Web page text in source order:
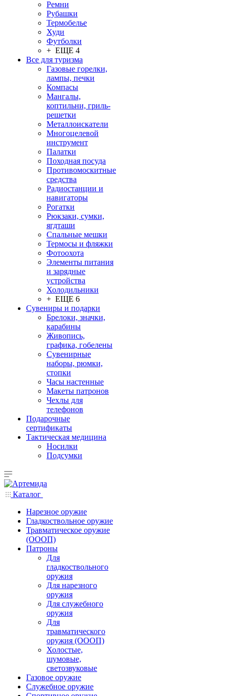
Ремни
Рубашки
Термобелье
Худи
Футболки
+ ЕЩЕ 4
Все для туризма
Газовые горелки,
лампы, печки
Компасы
Мангалы,
коптильни, гриль-
решетки
Металлоискатели
Многоцелевой
инструмент
Палатки
Походная посуда
Противомоскитные
средства
Радиостанции и
навигаторы
Рогатки
Рюкзаки, сумки,
ягдташи
Спальные мешки
Термосы и фляжки
Фотоохота
Элементы питания
и зарядные
устройства
Холодильники
+ ЕЩЕ 6
Сувениры и подарки
Брелоки, значки,
карабины
Живопись,
графика, гобелены
Сувенирные
наборы, рюмки,
стопки
Часы настенные
Макеты патронов
Чехлы для
телефонов
Подарочные
сертификаты
Тактическая медицина
Носилки
Подсумки
Каталог
Нарезное оружие
Гладкоствольное оружие
Травматическое оружие
(ОООП)
Патроны
Для
гладкоствольного
оружия
Для нарезного
оружия
Для служебного
оружия
Для
травматического
оружия (ОООП)
Холостые,
шумовые,
светозвуковые
Газовое оружие
Служебное оружие